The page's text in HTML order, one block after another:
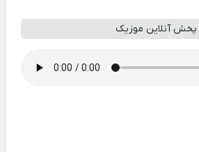
پخش آنلاین موزیک